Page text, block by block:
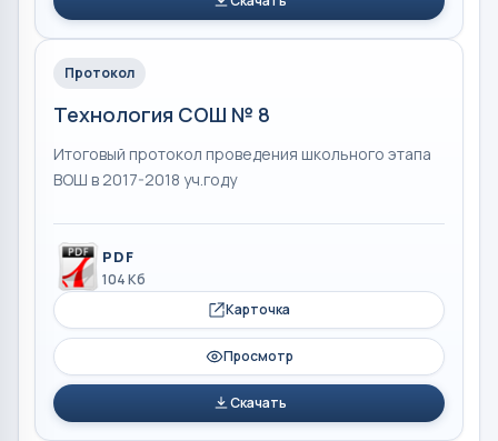
Протокол
Технология СОШ № 8
Итоговый протокол проведения школьного этапа
ВОШ в 2017-2018 уч.году
PDF
104 Кб
Карточка
Просмотр
Скачать